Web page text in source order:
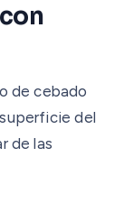
de cebado
del
de las